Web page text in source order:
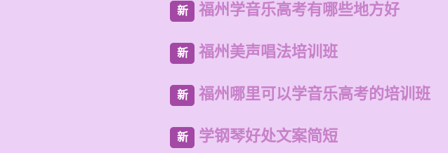
新 福州学音乐高考有哪些地方好
新 福州美声唱法培训班
新 福州哪里可以学音乐高考的培训班
新 学钢琴好处文案简短